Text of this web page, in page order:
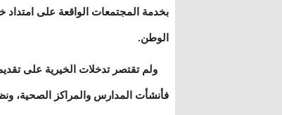
بخدمة المجتمعات الواقعة على امتداد
الوطن.
ولم تقتصر تدخلات الخيرية على
فأنشأت المدارس والمراكز الصحية،